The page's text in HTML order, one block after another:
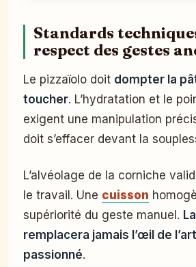
Standards
respect des gestes
Le pizzaïolo doit dompter la
toucher. L’hydratation et le
exigent une manipulation
doit s’effacer devant la
L’alvéolage de la corniche
le travail. Une cuisson
supériorité du geste manuel.
remplacera jamais l’œil de
passionné.